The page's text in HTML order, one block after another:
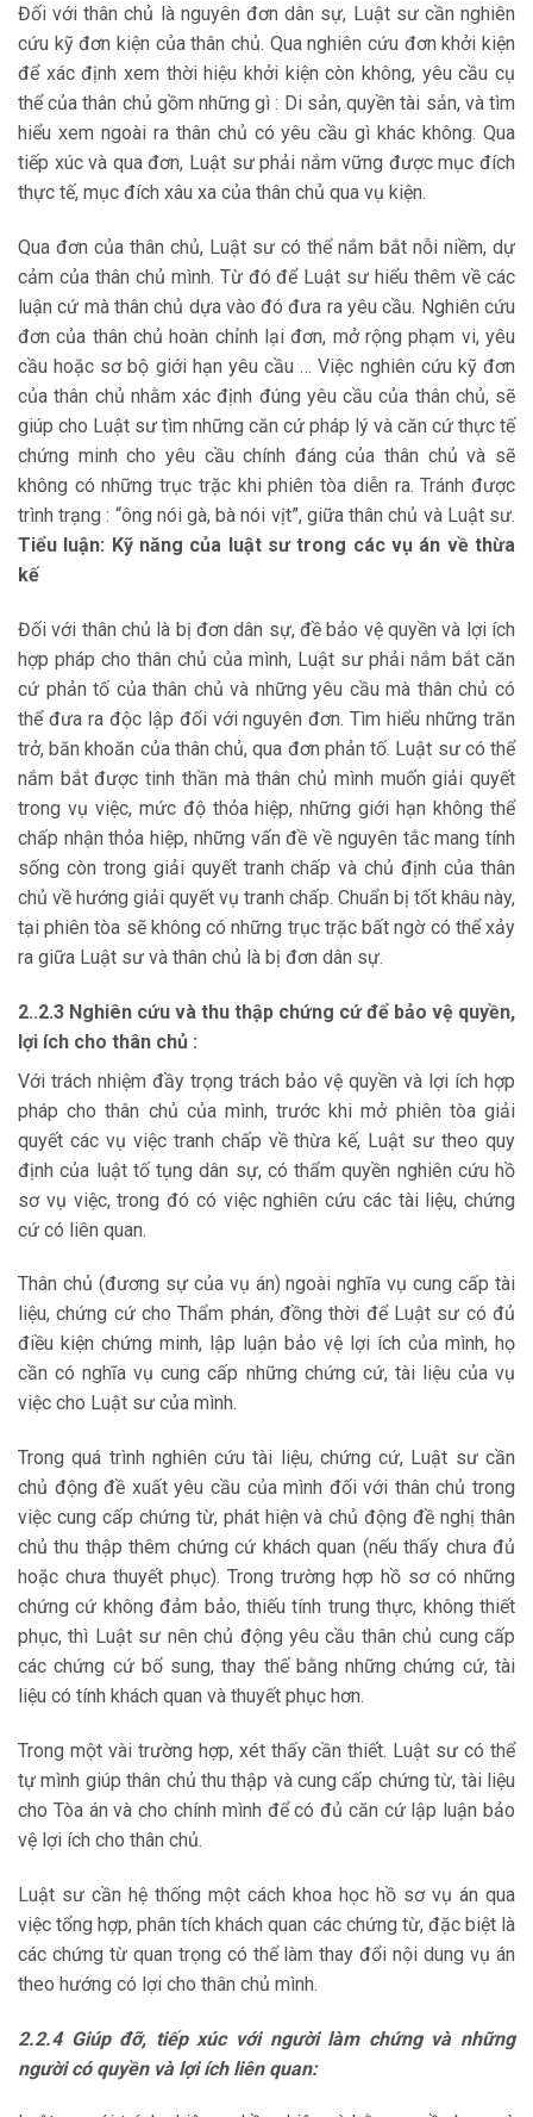
Đối với thân chủ là nguyên đơn dân sự, Luật sư cần nghiên
cứu kỹ đơn kiện của thân chủ. Qua nghiên cứu đơn khởi kiện
để xác định xem thời hiệu khởi kiện còn không, yêu cầu cụ
thể của thân chủ gồm những gì : Di sản, quyền tài sản, và tìm
hiểu xem ngoài ra thân chủ có yêu cầu gì khác không. Qua
tiếp xúc và qua đơn, Luật sư phải nắm vững được mục đích
thực tế, mục đích xâu xa của thân chủ qua vụ kiện.
Qua đơn của thân chủ, Luật sư có thể nắm bắt nỗi niềm, dự
cảm của thân chủ mình. Từ đó để Luật sư hiểu thêm về các
luận cứ mà thân chủ dựa vào đó đưa ra yêu cầu. Nghiên cứu
đơn của thân chủ hoàn chỉnh lại đơn, mở rộng phạm vi, yêu
cầu hoặc sơ bộ giới hạn yêu cầu … Việc nghiên cứu kỹ đơn
của thân chủ nhằm xác định đúng yêu cầu của thân chủ, sẽ
giúp cho Luật sư tìm những căn cứ pháp lý và căn cứ thực tế
chứng minh cho yêu cầu chính đáng của thân chủ và sẽ
không có những trục trặc khi phiên tòa diễn ra. Tránh được
trình trạng : “ông nói gà, bà nói vịt”, giữa thân chủ và Luật sư.
Tiểu luận: Kỹ năng của luật sư trong các vụ án về thừa
kế
Đối với thân chủ là bị đơn dân sự, đề bảo vệ quyền và lợi ích
hợp pháp cho thân chủ của mình, Luật sư phải nắm bắt căn
cứ phản tố của thân chủ và những yêu cầu mà thân chủ có
thể đưa ra độc lập đối với nguyên đơn. Tìm hiểu những trăn
trở, băn khoăn của thân chủ, qua đơn phản tố. Luật sư có thể
nắm bắt được tinh thần mà thân chủ mình muốn giải quyết
trong vụ việc, mức độ thỏa hiệp, những giới hạn không thể
chấp nhận thỏa hiệp, những vấn đề về nguyên tắc mang tính
sống còn trong giải quyết tranh chấp và chủ định của thân
chủ về hướng giải quyết vụ tranh chấp. Chuẩn bị tốt khâu này,
tại phiên tòa sẽ không có những trục trặc bất ngờ có thể xảy
ra giữa Luật sư và thân chủ là bị đơn dân sự.
2..2.3 Nghiên cứu và thu thập chứng cứ để bảo vệ quyền,
lợi ích cho thân chủ :
Với trách nhiệm đầy trọng trách bảo vệ quyền và lợi ích hợp
pháp cho thân chủ của mình, trước khi mở phiên tòa giải
quyết các vụ việc tranh chấp về thừa kế, Luật sư theo quy
định của luật tố tụng dân sự, có thẩm quyền nghiên cứu hồ
sơ vụ việc, trong đó có việc nghiên cứu các tài liệu, chứng
cứ có liên quan.
Thân chủ (đương sự của vụ án) ngoài nghĩa vụ cung cấp tài
liệu, chứng cứ cho Thẩm phán, đồng thời để Luật sư có đủ
điều kiện chứng minh, lập luận bảo vệ lợi ích của mình, họ
cần có nghĩa vụ cung cấp những chứng cứ, tài liệu của vụ
việc cho Luật sư của mình.
Trong quá trình nghiên cứu tài liệu, chứng cứ, Luật sư cần
chủ động đề xuất yêu cầu của mình đối với thân chủ trong
việc cung cấp chứng từ, phát hiện và chủ động đề nghị thân
chủ thu thập thêm chứng cứ khách quan (nếu thấy chưa đủ
hoặc chưa thuyết phục). Trong trường hợp hồ sơ có những
chứng cứ không đảm bảo, thiếu tính trung thực, không thiết
phục, thì Luật sư nên chủ động yêu cầu thân chủ cung cấp
các chứng cứ bổ sung, thay thế bằng những chứng cứ, tài
liệu có tính khách quan và thuyết phục hơn.
Trong một vài trường hợp, xét thấy cần thiết. Luật sư có thể
tự mình giúp thân chủ thu thập và cung cấp chứng từ, tài liệu
cho Tòa án và cho chính mình để có đủ căn cứ lập luận bảo
vệ lợi ích cho thân chủ.
Luật sư cần hệ thống một cách khoa học hồ sơ vụ án qua
việc tổng hợp, phân tích khách quan các chứng từ, đặc biệt là
các chứng từ quan trọng có thể làm thay đổi nội dung vụ án
theo hướng có lợi cho thân chủ mình.
2.2.4 Giúp đỡ, tiếp xúc với người làm chứng và những
người có quyền và lợi ích liên quan: